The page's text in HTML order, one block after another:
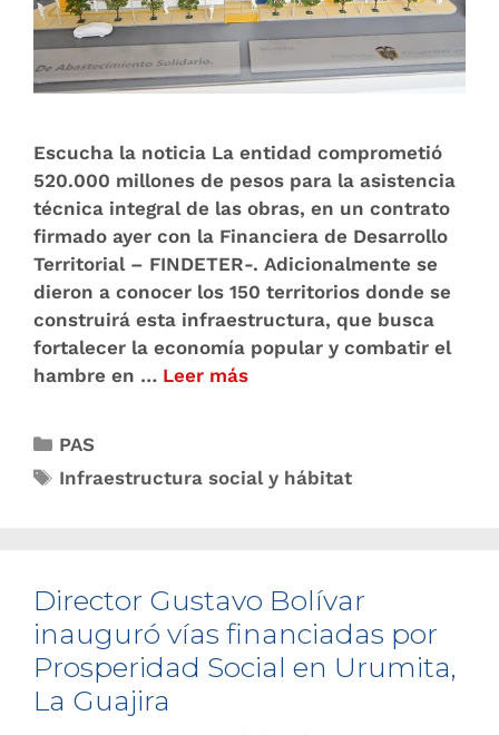
Escucha la noticia La entidad comprometió
520.000 millones de pesos para la asistencia
técnica integral de las obras, en un contrato
firmado ayer con la Financiera de Desarrollo
Territorial – FINDETER-. Adicionalmente se
dieron a conocer los 150 territorios donde se
construirá esta infraestructura, que busca
fortalecer la economía popular y combatir el
hambre en … Leer más
PAS
Infraestructura social y hábitat
Director Gustavo Bolívar
inauguró vías financiadas por
Prosperidad Social en Urumita,
La Guajira